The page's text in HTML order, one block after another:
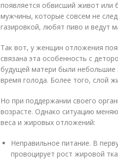
появляется обвисший живот или
мужчины, которые совсем не
газировкой, любят пиво и ведут
Так вот, у женщин отложения
связана эта особенность с
будущей матери были
время голода. Более того, слой
Но при поддержании своего
возрасте. Однако ситуацию
веса и жировых отложений:
Неправильное питание. В
провоцирует рост жировой